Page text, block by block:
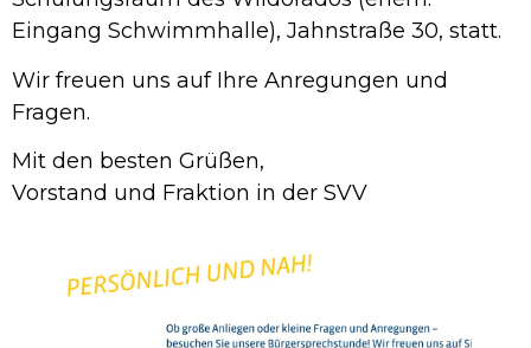
Eingang Schwimmhalle), Jahnstraße 30, statt.
Wir freuen uns auf Ihre Anregungen und
Fragen.
Mit den besten Grüßen,
Vorstand und Fraktion in der SVV